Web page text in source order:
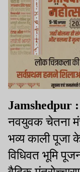
Jamshedpur :
नवयुवक चेतना मंच
भव्य काली पूजा
विधिवत भूमि